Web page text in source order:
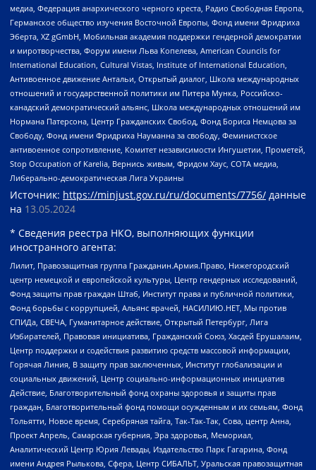
медиа, Федерация анархического черного креста, Радио Свободная Европа,
Германское общество изучения Восточной Европы, Фонд имени Фридриха
Эберта, XZ gGmbH, Мобильная академия поддержки гендерной демократии
и миротворчества, Форум имени Льва Копелева, American Councils for
International Education, Cultural Vistas, Institute of International Education,
Антивоенное движение Антальи, Открытый диалог, Школа международных
отношений и государственной политики им Питера Мунка, Российско-
канадский демократический альянс, Школа международных отношений им
Нормана Патерсона, Центр Гражданских Свобод, Фонд Бориса Немцова за
Свободу, Фонд имени Фридриха Науманна за свободу, Феминистское
антивоенное сопротивление, Комитет независимости Ингушетии, Прометей,
Stop Occupation of Karelia, Вернись живым, Фридом Хаус, СОТА медиа,
Либерально-демократическая Лига Украины
Источник: https://minjust.gov.ru/ru/documents/7756/ данные
на 13.05.2024
* Сведения реестра НКО, выполняющих функции
иностранного агента:
Лилит, Правозащитная группа Гражданин.Армия.Право, Нижегородский
центр немецкой и европейской культуры, Центр гендерных исследований,
Фонд защиты прав граждан Штаб, Институт права и публичной политики,
Фонд борьбы с коррупцией, Альянс врачей, НАСИЛИЮ.НЕТ, Мы против
СПИДа, СВЕЧА, Гуманитарное действие, Открытый Петербург, Лига
Избирателей, Правовая инициатива, Гражданский Союз, Хасдей Ерушалаим,
Центр поддержки и содействия развитию средств массовой информации,
Горячая Линия, В защиту прав заключенных, Институт глобализации и
социальных движений, Центр социально-информационных инициатив
Действие, Благотворительный фонд охраны здоровья и защиты прав
граждан, Благотворительный фонд помощи осужденным и их семьям, Фонд
Тольятти, Новое время, Серебряная тайга, Так-Так-Так, Сова, центр Анна,
Проект Апрель, Самарская губерния, Эра здоровья, Мемориал,
Аналитический Центр Юрия Левады, Издательство Парк Гагарина, Фонд
имени Андрея Рылькова, Сфера, Центр СИБАЛЬТ, Уральская правозащитная